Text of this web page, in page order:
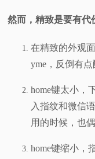
然而，精致是要有代
在精致的外观
yme，反倒有
home键太小，
入指纹和微信
用的时候，也
home键缩小，